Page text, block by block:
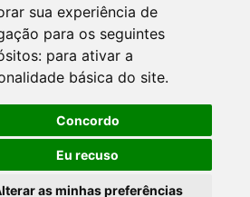
sua experiência de
para os seguintes
para ativar a
básica do site.
Concordo
Eu recuso
as minhas preferências
2738 a partir de 2009